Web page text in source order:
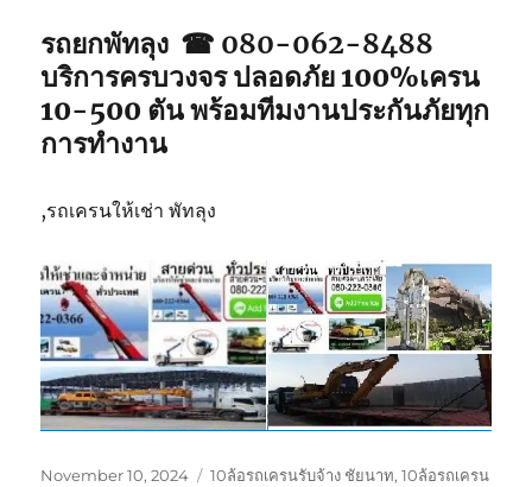
รถยกพัทลุง ☎ 080-062-8488
บริการครบวงจร ปลอดภัย 100%เครน
10-500 ตัน พร้อมทีมงานประกันภัยทุก
การทำงาน
,รถเครนให้เช่า พัทลุง
Posted
November 10, 2024 Tags
10ล้อรถเครนรับจ้าง ชัยนาท,10ล้อรถเครน